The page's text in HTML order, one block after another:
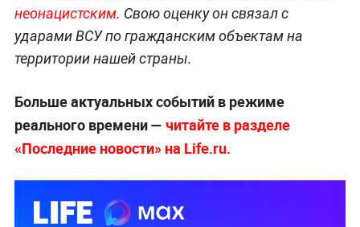
неонацистским. Свою оценку он связал с
ударами ВСУ по гражданским объектам на
территории нашей страны.
Больше актуальных событий в режиме
реального времени — читайте в разделе
«Последние новости» на Life.ru.